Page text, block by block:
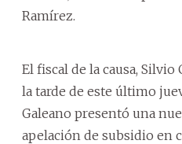
Ramírez.
El fiscal de la causa,
la tarde de este último
Galeano presentó una
apelación de subsidio en